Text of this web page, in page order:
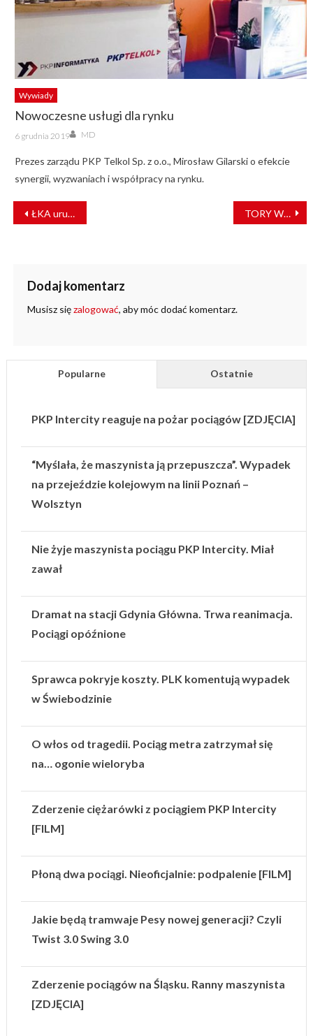
Wywiady
Nowoczesne usługi dla rynku
Posted
on
6 grudnia 2019 Author
MD
Prezes zarządu PKP Telkol Sp. z o.o., Mirosław Gilarski o efekcie
synergii, wyzwaniach i współpracy na rynku.
NAWIGACJA
WPISU
ŁKA uruchomiła nowe biletomaty TORY W ZGLISZCZACH WARSZAWY. Odbudowa kolei – kolej w odbudowie
Dodaj komentarz
Musisz sięzalogować, aby móc dodać komentarz.
Popularne Ostatnie
PKP Intercity reaguje na pożar pociągów [ZDJĘCIA]
“Myślała, że maszynista ją przepuszcza”. Wypadek
na przejeździe kolejowym na linii Poznań –
Wolsztyn
Nie żyje maszynista pociągu PKP Intercity. Miał
zawał
Dramat na stacji Gdynia Główna. Trwa reanimacja.
Pociągi opóźnione
Sprawca pokryje koszty. PLK komentują wypadek
w Świebodzinie
O włos od tragedii. Pociąg metra zatrzymał się
na… ogonie wieloryba
Zderzenie ciężarówki z pociągiem PKP Intercity
[FILM]
Płoną dwa pociągi. Nieoficjalnie: podpalenie [FILM]
Jakie będą tramwaje Pesy nowej generacji? Czyli
Twist 3.0 Swing 3.0
Zderzenie pociągów na Śląsku. Ranny maszynista
[ZDJĘCIA]